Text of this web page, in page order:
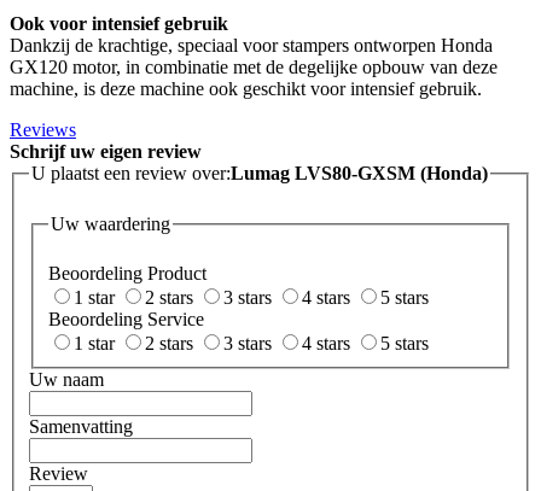
Ook voor intensief gebruik
Dankzij de krachtige, speciaal voor stampers ontworpen Honda
GX120 motor, in combinatie met de degelijke opbouw van deze
machine, is deze machine ook geschikt voor intensief gebruik.
Reviews
Schrijf uw eigen review
U plaatst een review over:Lumag LVS80-GXSM (Honda)
Uw waardering
Beoordeling Product
1 star
2 stars 3 stars 4 stars
5 stars
Beoordeling Service
1 star
2 stars 3 stars 4 stars
5 stars
Uw naam
Samenvatting
Review